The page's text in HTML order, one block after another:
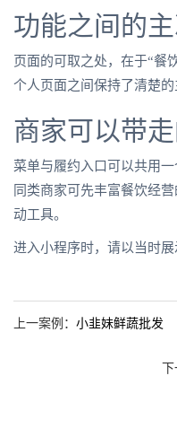
功能之间的
页面的可取之处，在于“餐
个人页面之间保持了清楚的
商家可以带
菜单与履约入口可以共用
同类商家可先丰富餐饮经
动工具。
进入小程序时，请以当时展
上一案例： 小韭妹鲜蔬批发